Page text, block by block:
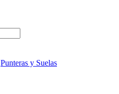
Punteras y Suelas